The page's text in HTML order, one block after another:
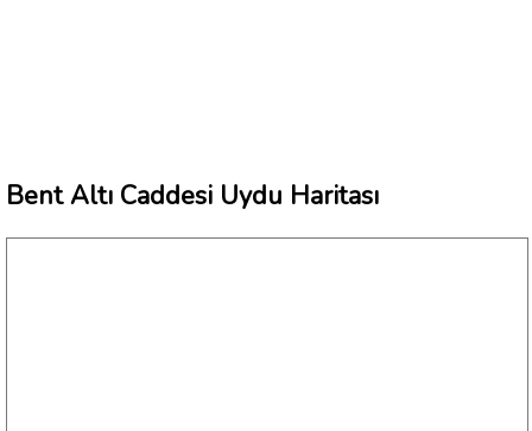
Bent Altı Caddesi Uydu Haritası